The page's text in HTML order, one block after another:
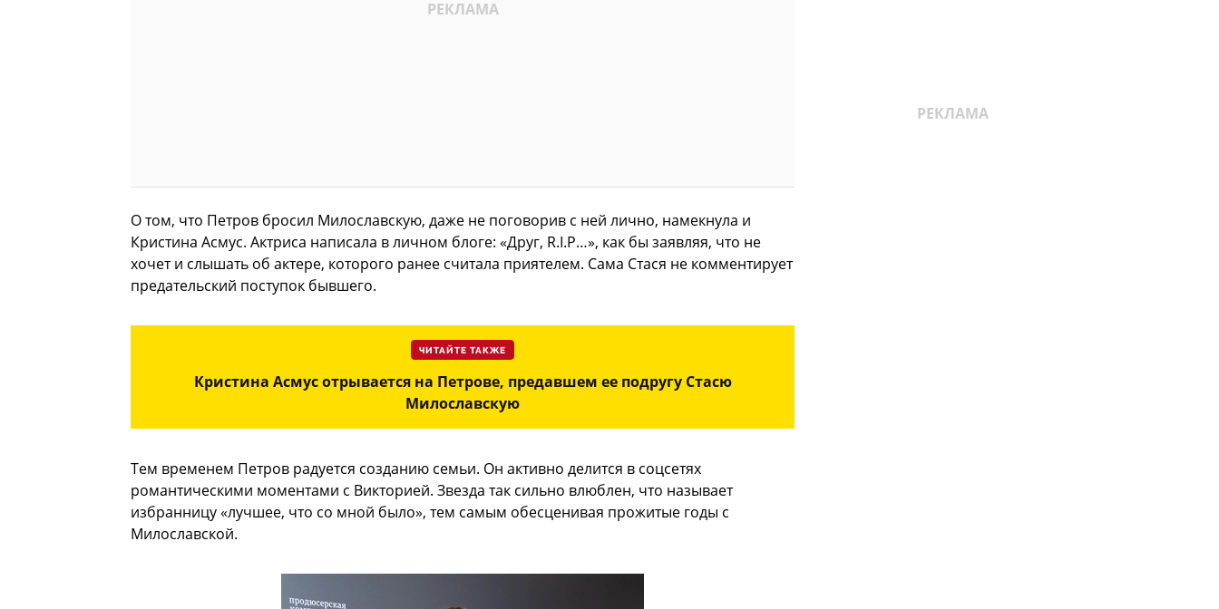
О том, что Петров бросил Милославскую, даже не поговорив с ней лично, намекнула и
Кристина Асмус. Актриса написала в личном блоге: «Друг, R.I.P…», как бы заявляя, что не
хочет и слышать об актере, которого ранее считала приятелем. Сама Стася не комментирует
предательский поступок бывшего.
ЧИТАЙТЕ ТАКЖЕ
Кристина Асмус отрывается на Петрове, предавшем ее подругу Стасю
Милославскую
Тем временем Петров радуется созданию семьи. Он активно делится в соцсетях
романтическими моментами с Викторией. Звезда так сильно влюблен, что называет
избранницу «лучшее, что со мной было», тем самым обесценивая прожитые годы с
Милославской.